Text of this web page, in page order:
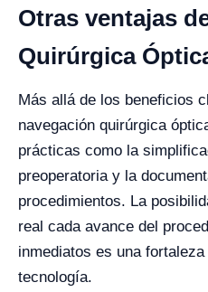
Otras ventajas
Quirúrgica
Más allá de los beneficios
navegación quirúrgica
prácticas como la
preoperatoria y la
procedimientos. La
real cada avance del
inmediatos es una
tecnología.